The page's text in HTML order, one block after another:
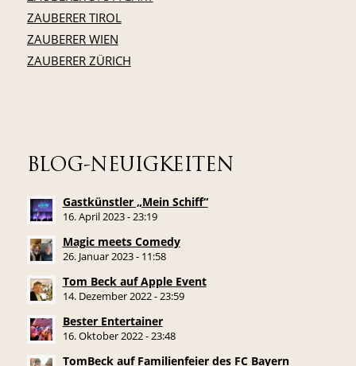
ZAUBERER TIROL
ZAUBERER WIEN
ZAUBERER ZÜRICH
BLOG-NEUIGKEITEN
Gastkünstler „Mein Schiff“
16. April 2023 - 23:19
Magic meets Comedy
26. Januar 2023 - 11:58
Tom Beck auf Apple Event
14. Dezember 2022 - 23:59
Bester Entertainer
16. Oktober 2022 - 23:48
TomBeck auf Familienfeier des FC Bayern